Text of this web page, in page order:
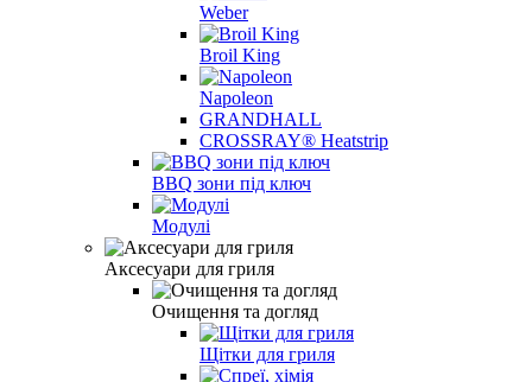
Weber
Broil King
Napoleon
GRANDHALL
CROSSRAY® Heatstrip
BBQ зони під ключ
Модулі
Аксесуари для гриля
Очищення та догляд
Щітки для гриля